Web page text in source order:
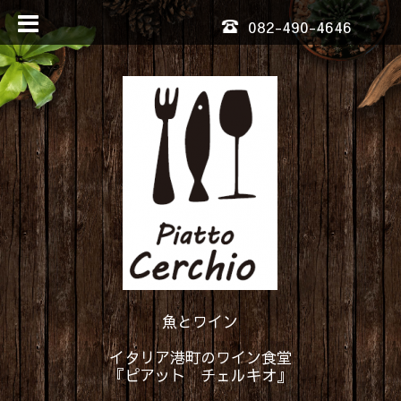
082-490-4646
魚とワイン
イタリア港町のワイン食堂
『ピアット チェルキオ』